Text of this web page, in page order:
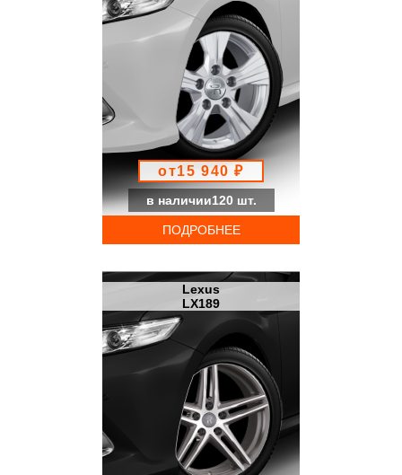
от15 940 ₽
в наличии120 шт.
ПОДРОБНЕЕ
Lexus
LX189